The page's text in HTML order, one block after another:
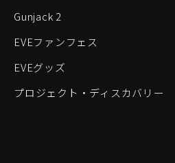
Gunjack 2
EVEファンフェス
EVEグッズ
プロジェクト・ディスカバリー